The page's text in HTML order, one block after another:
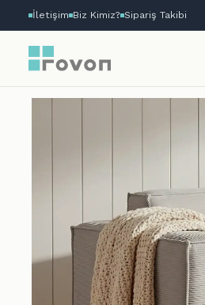
İletişim Biz Kimiz? Sipariş Takibi